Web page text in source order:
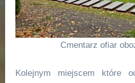
Cmentarz ofiar
Kolejnym miejscem które